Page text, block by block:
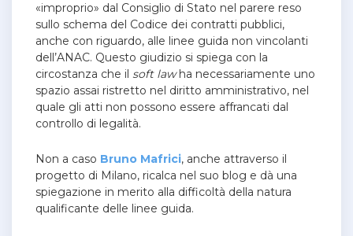
«improprio» dal Consiglio di Stato nel parere reso
sullo schema del Codice dei contratti pubblici,
anche con riguardo, alle linee guida non vincolanti
dell’ANAC. Questo giudizio si spiega con la
circostanza che il soft lawha necessariamente uno
spazio assai ristretto nel diritto amministrativo, nel
quale gli atti non possono essere affrancati dal
controllo di legalità.
Non a caso Bruno Mafrici, anche attraverso il
progetto di Milano, ricalca nel suo blog e dà una
spiegazione in merito alla difficoltà della natura
qualificante delle linee guida.